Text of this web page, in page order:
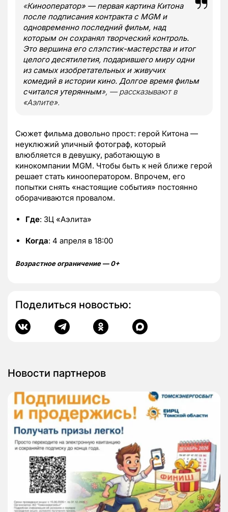
«Кинооператор» — первая картина Китона
после подписания контракта с MGM и
одновременно последний фильм, над
которым он сохранял творческий контроль.
Это вершина его слэпстик-мастерства и итог
целого десятилетия, подарившего миру одни
из самых изобретательных и живучих
комедий в истории кино. Долгое время фильм
считался утерянным», — рассказывают в
«Аэлите».
Сюжет фильма довольно прост: герой Китона —
неуклюжий уличный фотограф, который
влюбляется в девушку, работающую в
кинокомпании MGM. Чтобы быть к ней ближе герой
решает стать кинооператором. Впрочем, его
попытки снять «настоящие события» постоянно
оборачиваются провалом.
Где: ЗЦ «Аэлита»
Когда: 4 апреля в 18:00
Возрастное ограничение — 0+
Поделиться новостью:
Новости партнеров